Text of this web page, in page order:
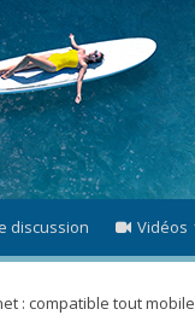
discussion Vidéos
: compatible tout mobile